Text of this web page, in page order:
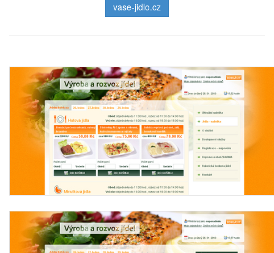
vase-jidlo.cz